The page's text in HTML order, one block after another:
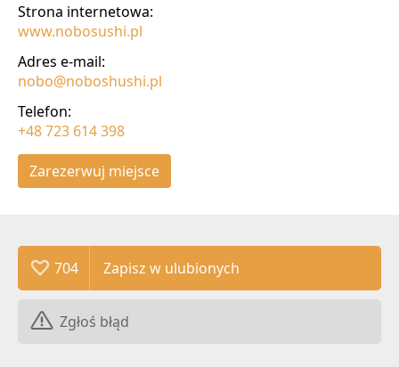
Strona internetowa:
www.nobosushi.pl
Adres e-mail:
nobo@noboshushi.pl
Telefon:
+48 723 614 398
Zarezerwuj miejsce
704
Zgłoś błąd